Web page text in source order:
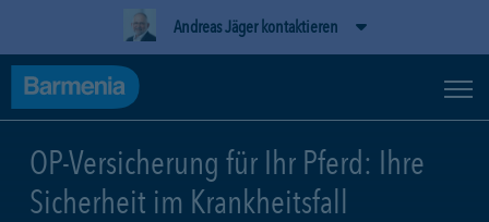
Andreas Jäger kontaktieren
OP-Versicherung für Ihr Pferd: Ihre
Sicherheit im Krankheitsfall